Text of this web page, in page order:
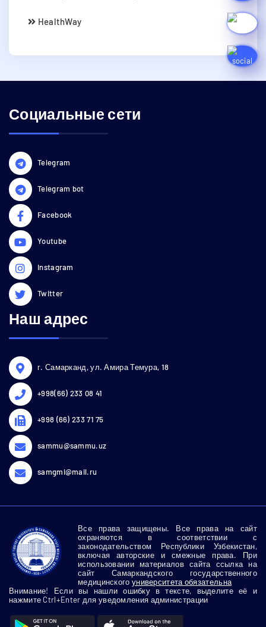
HealthWay
Социальные сети
Telegram
Telegram bot
Facebook
Youtube
Instagram
Twitter
Наш адрес
г. Самарканд, ул. Амира Темура, 18
+998(66) 233 08 41
+998 (66) 233 71 75
sammu@sammu.uz
samgmi@mail.ru
Все права защищены. Все права на сайт
охраняются в соответствии с
законодательством Республики Узбекистан,
включая авторские и смежные права. При
использовании материалов сайта ссылка на
сайт Самаркандского государственного
медицинского университета обязательна
Внимание! Если вы нашли ошибку в тексте, выделите её и
нажмите Ctrl+Enter для уведомления администрации